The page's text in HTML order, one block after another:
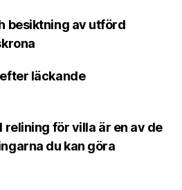
besiktning av utförd
läckande
för villa är en av de
du kan göra